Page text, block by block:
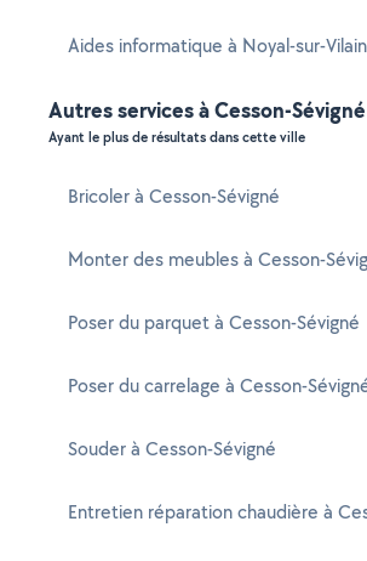
Aides informatique à Noyal-sur-
Autres services à Cesson-Sévigné
Ayant le plus de résultats dans cette ville
Bricoler à Cesson-Sévigné
Monter des meubles à Cesson-
Poser du parquet à Cesson-Sévigné
Poser du carrelage à Cesson-
Souder à Cesson-Sévigné
Entretien réparation chaudière à